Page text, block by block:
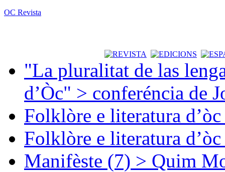
OC Revista
"La pluralitat de las
d’Òc" > conferéncia de
Folklòre e literatura
Folklòre e literatura
Manifèste (7) > Quim